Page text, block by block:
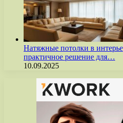
Натяжные потолки в
практичное решение для…
10.09.2025